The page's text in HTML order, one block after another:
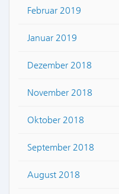
Februar 2019
Januar 2019
Dezember 2018
November 2018
Oktober 2018
September 2018
August 2018